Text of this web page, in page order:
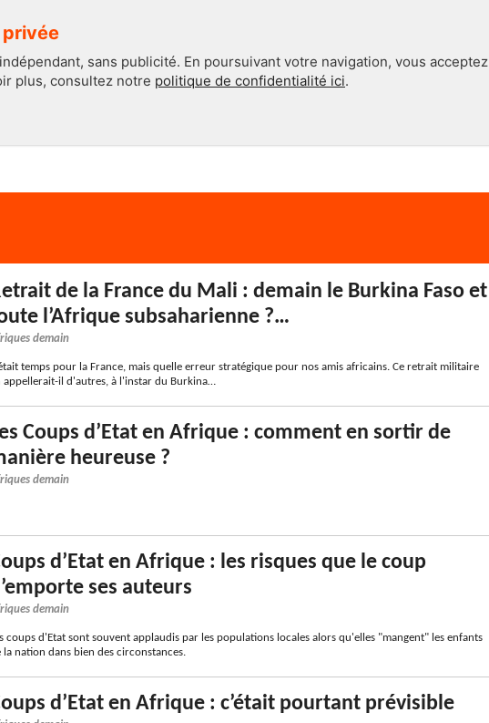
sans publicité. En poursuivant votre navigation, vous acceptez
plus, consultez notre politique de confidentialité ici.
de la France du Mali : demain le Burkina Faso et
l’Afrique subsaharienne ?…
demain
temps pour la France, mais quelle erreur stratégique pour nos amis africains. Ce retrait militaire
appellerait-il d'autres, à l'instar du Burkina…
Coups d’Etat en Afrique : comment en sortir de
heureuse ?
demain
d’Etat en Afrique : les risques que le coup
ses auteurs
demain
coups d'Etat sont souvent applaudis par les populations locales alors qu'elles "mangent" les enfants
la nation dans bien des circonstances.
d’Etat en Afrique : c’était pourtant prévisible